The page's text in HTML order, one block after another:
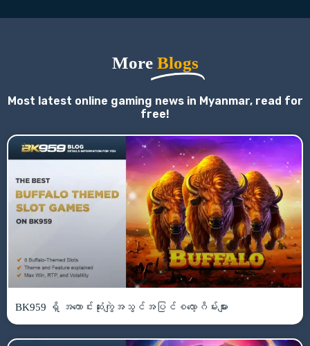
More Blogs
Most latest online gaming news in Myanmar, read for
free!
BK959 ရှိ အကောင်းဆုံးကျွဲအသွင်အပြင်စလော့ဂိမ်းများ